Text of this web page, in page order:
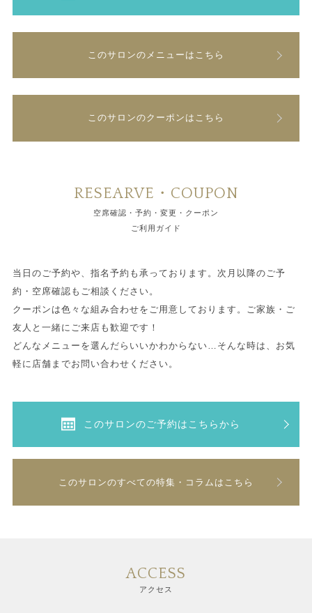
このサロンのメニューはこちら
このサロンのクーポンはこちら
RESEARVE・COUPON
空席確認・予約・変更・クーポン
ご利用ガイド
当日のご予約や、指名予約も承っております。次月以降のご予
約・空席確認もご相談ください。
クーポンは色々な組み合わせをご用意しております。ご家族・ご
友人と一緒にご来店も歓迎です！
どんなメニューを選んだらいいかわからない…そんな時は、お気
軽に店舗までお問い合わせください。
このサロンのご予約はこちらから
このサロンのすべての特集・コラムはこちら
ACCESS
アクセス